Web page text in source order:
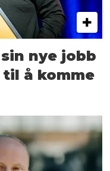
nye jobb
til å komme